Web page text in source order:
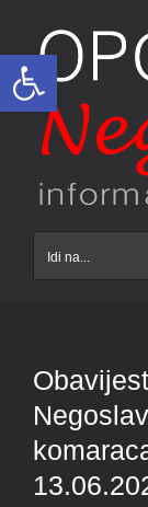
Open toolbar
content
Idi na...